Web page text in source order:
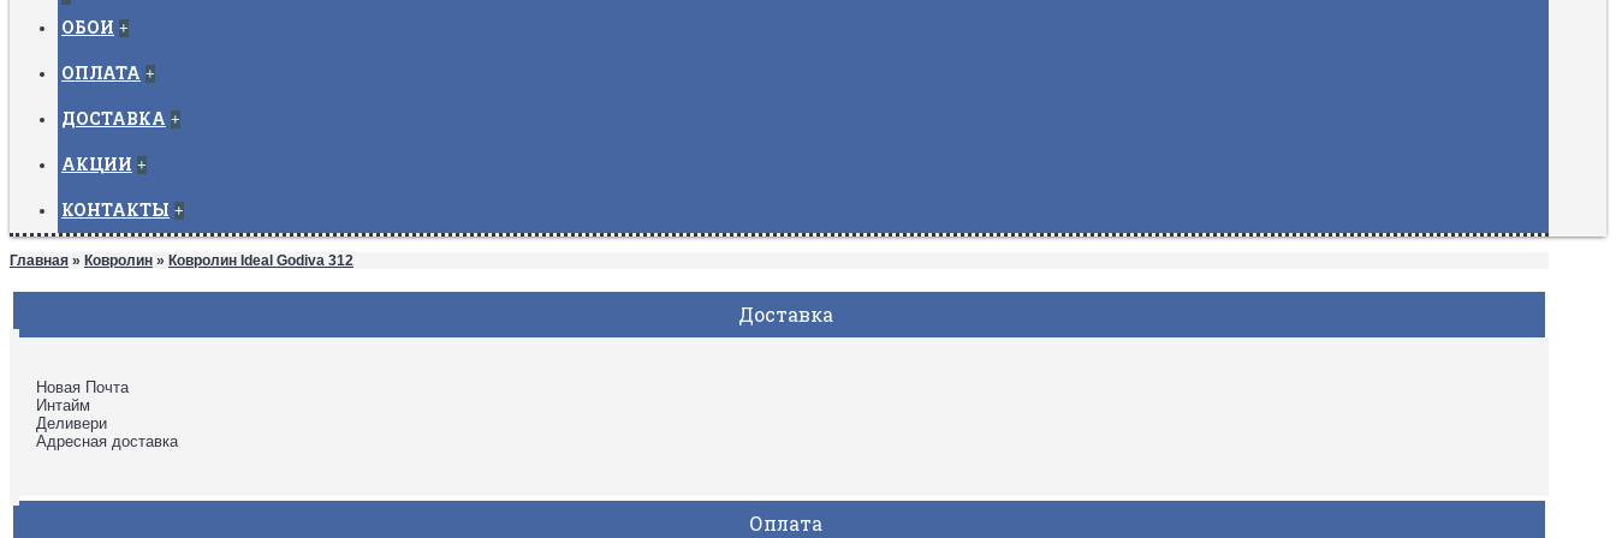
ОБОИ +
ОПЛАТА +
ДОСТАВКА +
АКЦИИ +
КОНТАКТЫ +
Главная » Ковролин » Ковролин Ideal Godiva 312
Доставка
Новая Почта
Интайм
Деливери
Адресная доставка
Оплата